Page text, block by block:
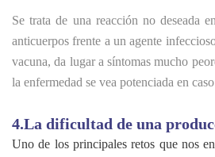
Se trata de una reacción no deseada
anticuerpos frente a un agente
vacuna, da lugar a síntomas mucho
la enfermedad se vea potenciada en
4.La dificultad de una
Uno de los principales retos que nos